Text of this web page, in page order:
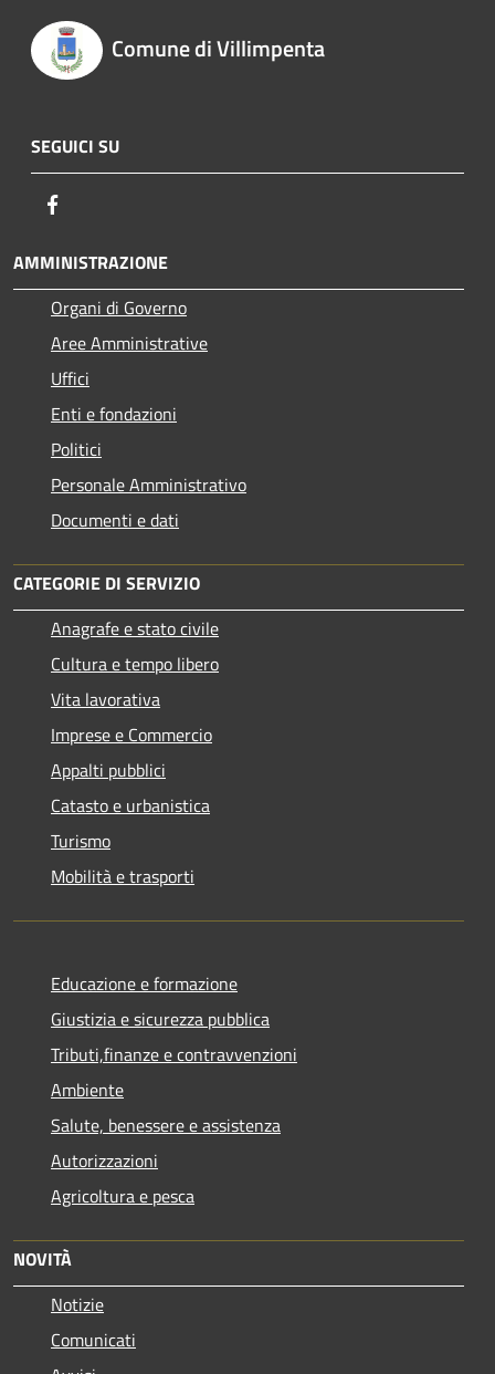
Comune di Villimpenta
SEGUICI SU
AMMINISTRAZIONE
Organi di Governo
Aree Amministrative
Uffici
Enti e fondazioni
Politici
Personale Amministrativo
Documenti e dati
CATEGORIE DI SERVIZIO
Anagrafe e stato civile
Cultura e tempo libero
Vita lavorativa
Imprese e Commercio
Appalti pubblici
Catasto e urbanistica
Turismo
Mobilità e trasporti
Educazione e formazione
Giustizia e sicurezza pubblica
Tributi,finanze e contravvenzioni
Ambiente
Salute, benessere e assistenza
Autorizzazioni
Agricoltura e pesca
NOVITÀ
Notizie
Comunicati